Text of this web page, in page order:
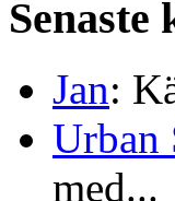
Senaste
Jan:
Urban
med...